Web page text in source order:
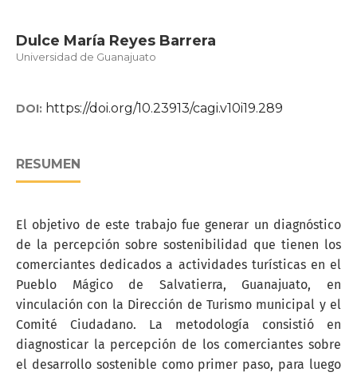
Dulce María Reyes Barrera
Universidad de Guanajuato
DOI: https://doi.org/10.23913/cagi.v10i19.289
RESUMEN
El objetivo de este trabajo fue generar un diagnóstico
de la percepción sobre sostenibilidad que tienen los
comerciantes dedicados a actividades turísticas en el
Pueblo Mágico de Salvatierra, Guanajuato, en
vinculación con la Dirección de Turismo municipal y el
Comité Ciudadano. La metodología consistió en
diagnosticar la percepción de los comerciantes sobre
el desarrollo sostenible como primer paso, para luego